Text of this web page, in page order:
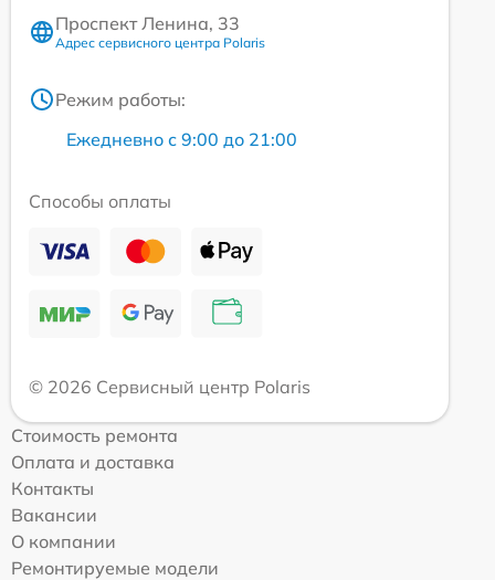
Проспект Ленина, 33
Адрес сервисного центра Polaris
Режим работы:
Ежедневно с 9:00 до 21:00
Способы оплаты
© 2026 Сервисный центр Polaris
Стоимость ремонта
Оплата и доставка
Контакты
Вакансии
О компании
Ремонтируемые модели